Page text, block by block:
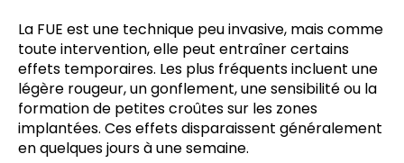
La FUE est une technique peu invasive, mais comme
toute intervention, elle peut entraîner certains
effets temporaires. Les plus fréquents incluent une
légère rougeur, un gonflement, une sensibilité ou la
formation de petites croûtes sur les zones
implantées. Ces effets disparaissent généralement
en quelques jours à une semaine.